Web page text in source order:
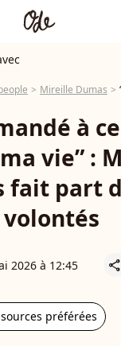
Mireille Dumas
à
vie” :
fait part
volontés
2026 à 12:45 share
préférées